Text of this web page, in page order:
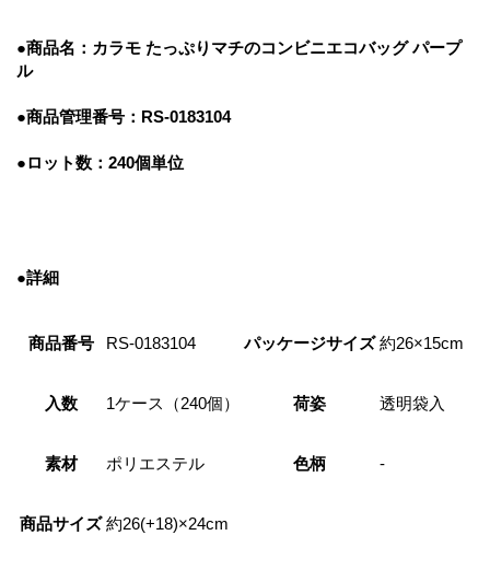
●商品名：カラモ たっぷりマチのコンビニエコバッグ パープ
ル
●商品管理番号 ：RS-0183104
●ロット数：240個単位
●詳細
商品番号 RS-0183104 パッケージサイズ 約26×15cm
入数 1ケース（240個） 荷姿 透明袋入
素材 ポリエステル 色柄 -
商品サイズ 約26(+18)×24cm